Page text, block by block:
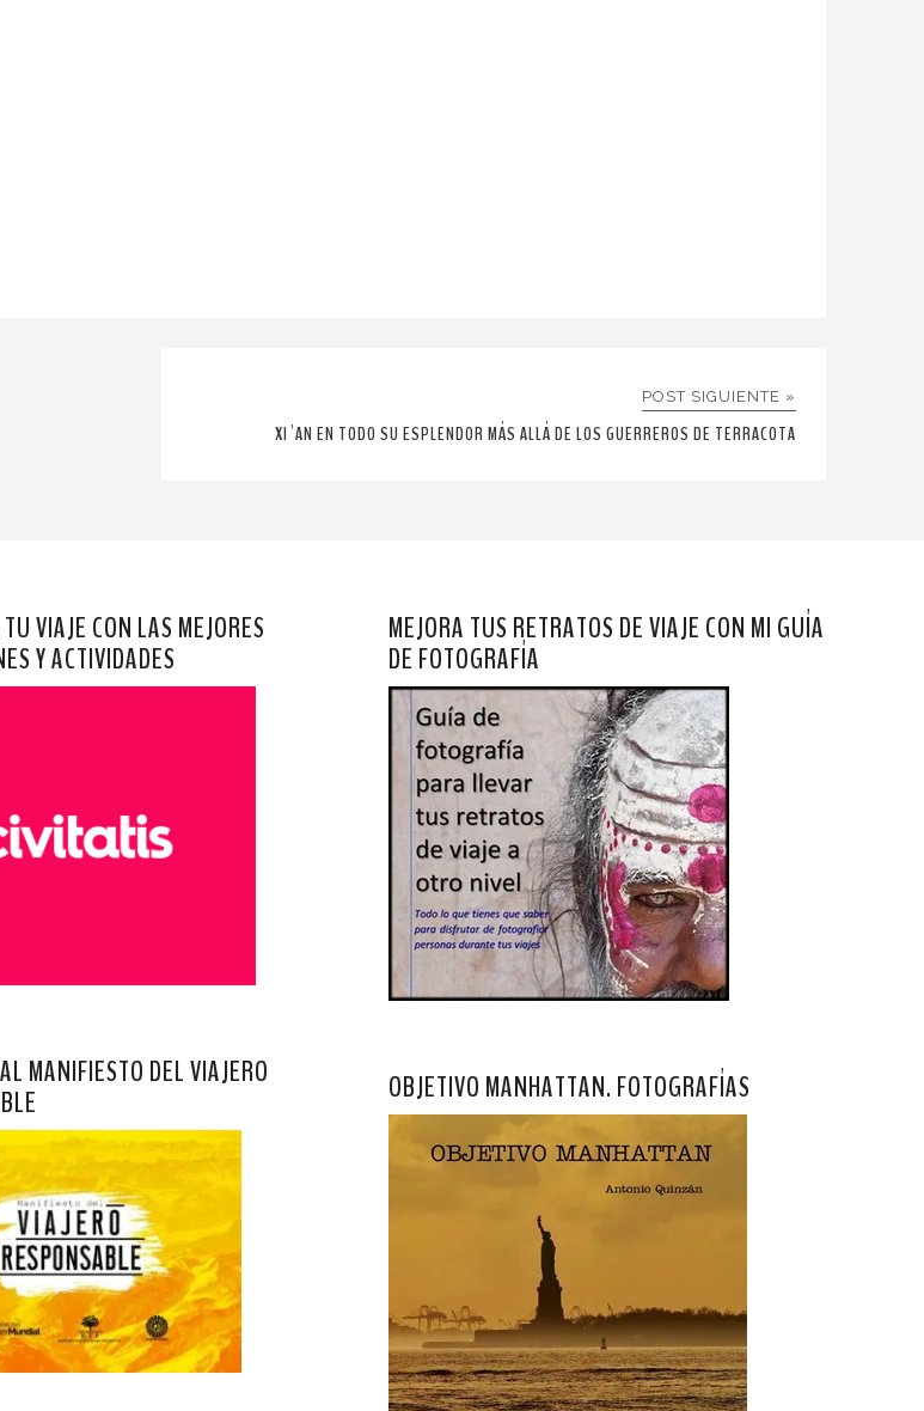
POST SIGUIENTE »
XI´AN EN TODO SU ESPLENDOR MÁS ALLÁ DE LOS GUERREROS DE TERRACOTA
VIAJE CON LAS MEJORES
Y ACTIVIDADES
MANIFIESTO DEL VIAJERO
MEJORA TUS RETRATOS DE VIAJE CON MI GUÍA
DE FOTOGRAFÍA
OBJETIVO MANHATTAN. FOTOGRAFÍAS